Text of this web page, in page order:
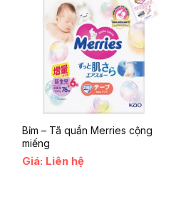
phần tự nhiên, sản phẩm
lý tưởng trong hành trình phát triển
đến cho con bạn một món ăn
từ hôm nay.
Bỉm – Tã quần Merries cộng
miếng
Giá: Liên hệ